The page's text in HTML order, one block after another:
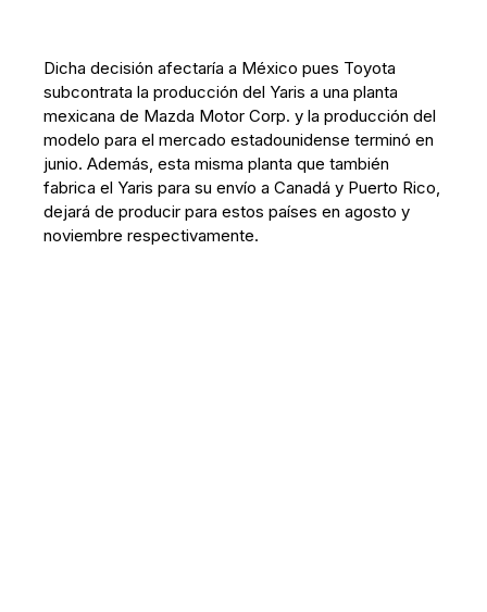
Dicha decisión afectaría a México pues Toyota
subcontrata la producción del Yaris a una planta
mexicana de Mazda Motor Corp. y la producción del
modelo para el mercado estadounidense terminó en
junio. Además, esta misma planta que también
fabrica el Yaris para su envío a Canadá y Puerto Rico,
dejará de producir para estos países en agosto y
noviembre respectivamente.